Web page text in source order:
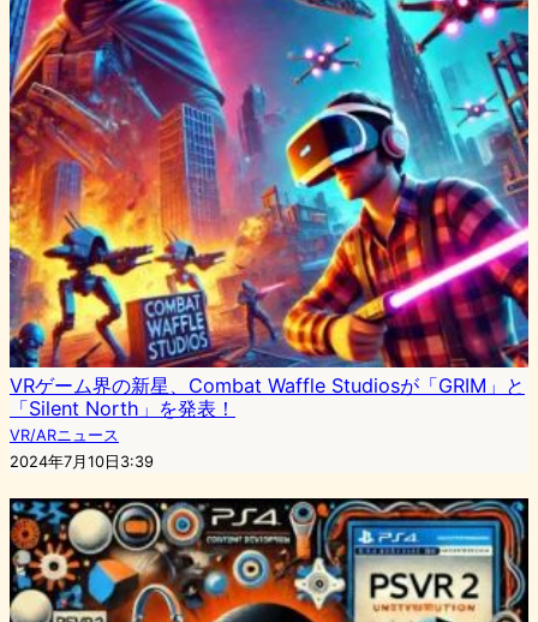
VRゲーム界の新星、Combat Waffle Studiosが「GRIM」と
「Silent North」を発表！
VR/ARニュース
2024年7月10日3:39